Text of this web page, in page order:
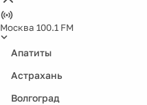
Москва 100.1 FM
Апатиты
Астрахань
Волгоград